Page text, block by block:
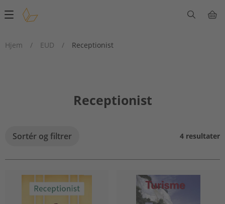
Main
Hjem
/ EUD / Receptionist
Receptionist
Sortér og filtrer 4 resultater